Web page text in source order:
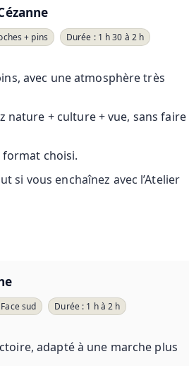
+ pins
Durée : 1 h 30 à 2 h
avec une atmosphère très
nature + culture + vue, sans faire
format choisi.
si vous enchaînez avec l’Atelier
sud
Durée : 1 h à 2 h
adapté à une marche plus